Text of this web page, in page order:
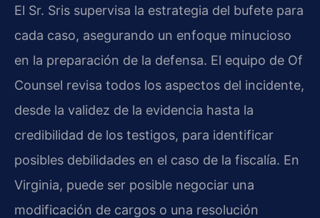
El Sr. Sris supervisa la estrategia del bufete para
cada caso, asegurando un enfoque minucioso
en la preparación de la defensa. El equipo de Of
Counsel revisa todos los aspectos del incidente,
desde la validez de la evidencia hasta la
credibilidad de los testigos, para identificar
posibles debilidades en el caso de la fiscalía. En
Virginia, puede ser posible negociar una
modificación de cargos o una resolución